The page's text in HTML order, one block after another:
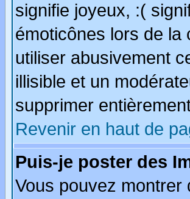
signifie joyeux, :(
émoticônes lors de la
utiliser abusivement
illisible et un
supprimer
Revenir en haut de
Puis-je poster des
Vous pouvez